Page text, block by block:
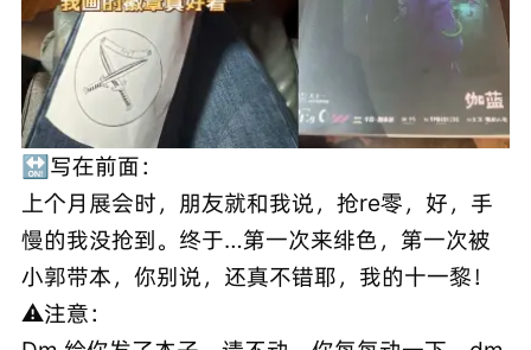
🔛写在前面：
上个月展会时，朋友就和我说，抢re零，好，手
慢的我没抢到。终于…第一次来绯色，第一次被
小郭带本，你别说，还真不错耶，我的十一黎！
⚠️注意：